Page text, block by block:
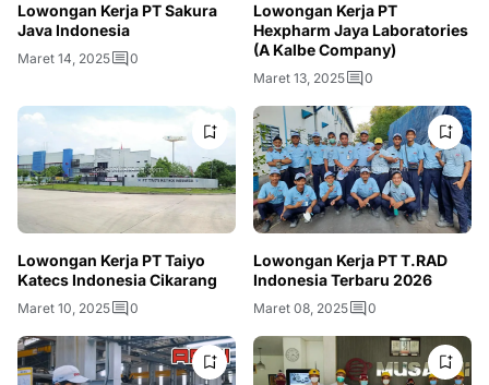
Lowongan Kerja PT Sakura
Java Indonesia
Maret 14, 2025 0
Lowongan Kerja PT
Hexpharm Jaya Laboratories
(A Kalbe Company)
Maret 13, 2025 0
Lowongan Kerja PT Taiyo
Katecs Indonesia Cikarang
Maret 10, 2025 0
Lowongan Kerja PT T.RAD
Indonesia Terbaru 2026
Maret 08, 2025 0